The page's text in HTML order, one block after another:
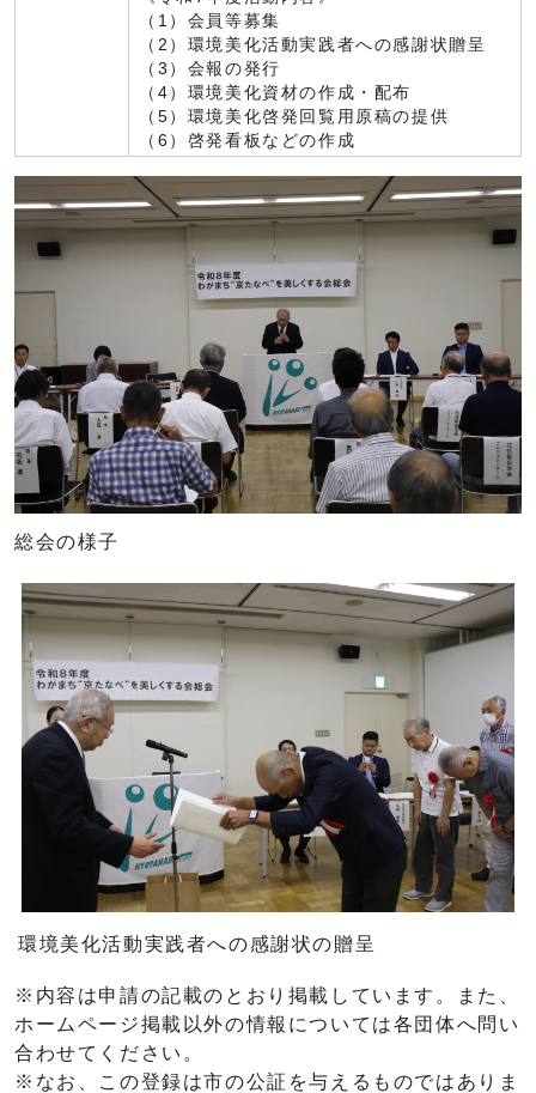
（1）会員等募集
（2）環境美化活動実践者への感謝状贈呈
（3）会報の発行
（4）環境美化資材の作成・配布
（5）環境美化啓発回覧用原稿の提供
（6）啓発看板などの作成
総会の様子
環境美化活動実践者への感謝状の贈呈
※内容は申請の記載のとおり掲載しています。また、
ホームページ掲載以外の情報については各団体へ問い
合わせてください。
※なお、この登録は市の公証を与えるものではありま